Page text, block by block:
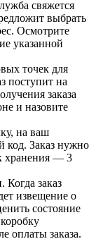
свяжется
выбрать
Осмотрите
указанной
точек для
поступит на
заказа
и назовите
на ваш
код. Заказ нужно
хранения — 3
Когда заказ
извещение о
состояние
оплаты заказа.